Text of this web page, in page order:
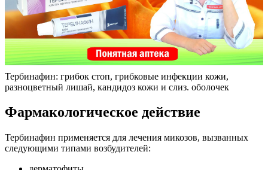
Тербинафин: грибок стоп, грибковые инфекции кожи,
разноцветный лишай, кандидоз кожи и слиз. оболочек
Фармакологическое действие
Тербинафин применяется для лечения микозов, вызванных
следующими типами возбудителей: